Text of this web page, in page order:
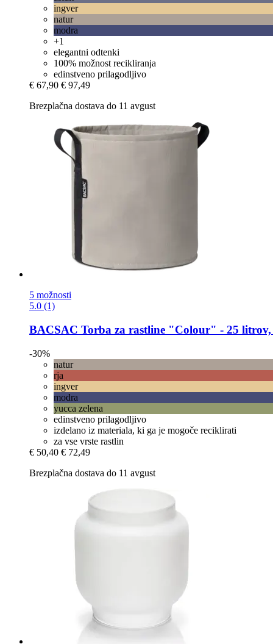
ingver
natur
modra
+1
elegantni odtenki
100% možnost recikliranja
edinstveno prilagodljivo
€ 67,90 € 97,49
Brezplačna dostava do 11 avgust
5 možnosti
5.0 (1)
BACSAC Torba za rastline "Colour" -​ 25
-30%
natur
rja
ingver
modra
yucca zelena
edinstveno prilagodljivo
izdelano iz materiala, ki ga je mogoče reciklirati
za vse vrste rastlin
€ 50,40 € 72,49
Brezplačna dostava do 11 avgust